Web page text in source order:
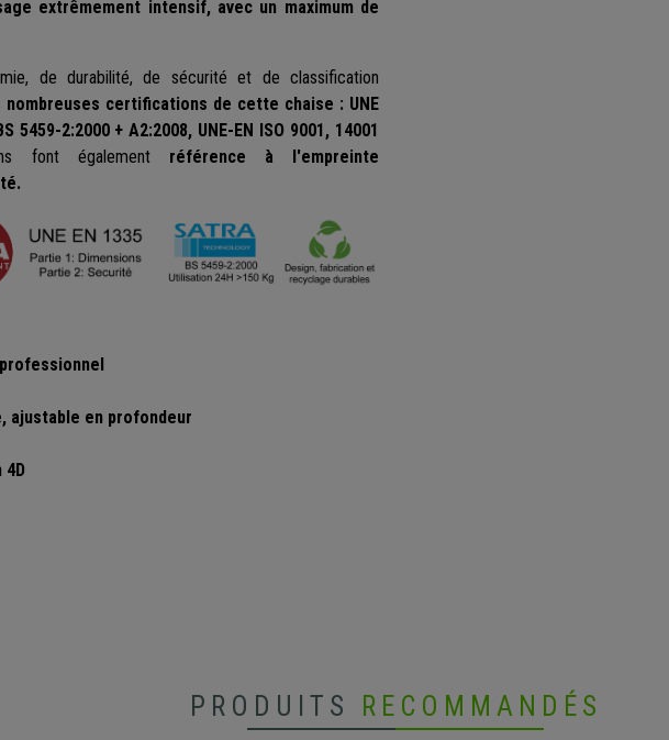
extrêmement intensif, avec un maximum de
de durabilité, de sécurité et de classification
nombreuses certifications de cette chaise : UNE
5459-2:2000 + A2:2008, UNE-EN ISO 9001, 14001
font également référence à l'empreinte
ajustable en profondeur
PRODUITS RECOMMANDÉS